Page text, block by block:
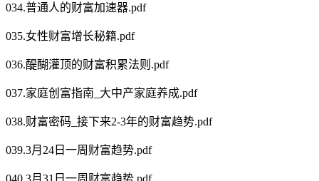
034.普通人的财富加速器.pdf
035.女性财富增长秘籍.pdf
036.醍醐灌顶的财富积累法则.pdf
037.家庭创富指南_大中产家庭养成.pdf
038.财富密码_接下来2-3年的财富趋势.pdf
039.3月24日一周财富趋势.pdf
040.3月31日一周财富趋势.pdf